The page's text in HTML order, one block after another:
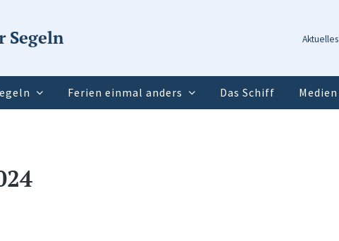
Segeln Aktuelles
Ferien einmal anders Das Schiff Medien